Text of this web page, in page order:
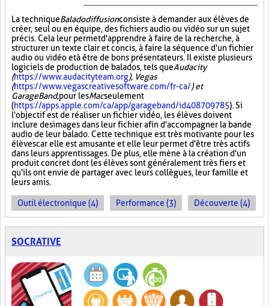
La techniqueBaladodiffusionconsiste à demander aux élèves de
créer, seul ou en équipe, des fichiers audio ou vidéo sur un sujet
précis. Cela leur permet d'apprendre à faire de la recherche, à
structurer un texte clair et concis, à faire la séquence d'un fichier
audio ou vidéo et à être de bons présentateurs. Il existe plusieurs
logiciels de production de balados, tels queAudacity
(https://www.audacityteam.org), Vegas
(https://www.vegascreativesoftware.com/fr-ca/) et
GarageBand,pour lesMacseulement
(https://apps.apple.com/ca/app/garageband/id408709785). Si
l'objectif est de réaliser un fichier vidéo, les élèves doivent
inclure des images dans leur fichier afin d'accompagner la bande
audio de leur balado. Cette technique est très motivante pour les
élèves car elle est amusante et elle leur permet d'être très actifs
dans leurs apprentissages. De plus, elle mène à la création d'un
produit concret dont les élèves sont généralement très fiers et
qu'ils ont envie de partager avec leurs collègues, leur famille et
leurs amis.
Outil électronique (4) Performance (3) Découverte (4)
SOCRATIVE